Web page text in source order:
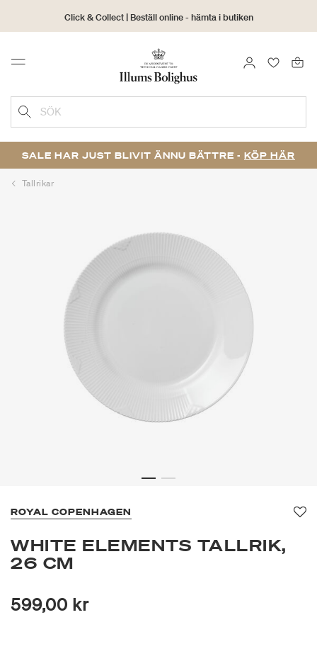
Click & Collect | Beställ online - hämta i butiken
30 dagars returrätt
Menu LOGGA IN
SÖK
SALE HAR JUST BLIVIT ÄNNU BÄTTRE - KÖP HÄR
Tallrikar
ROYAL COPENHAGEN
WHITE ELEMENTS TALLRIK,
26 CM
599,00 kr